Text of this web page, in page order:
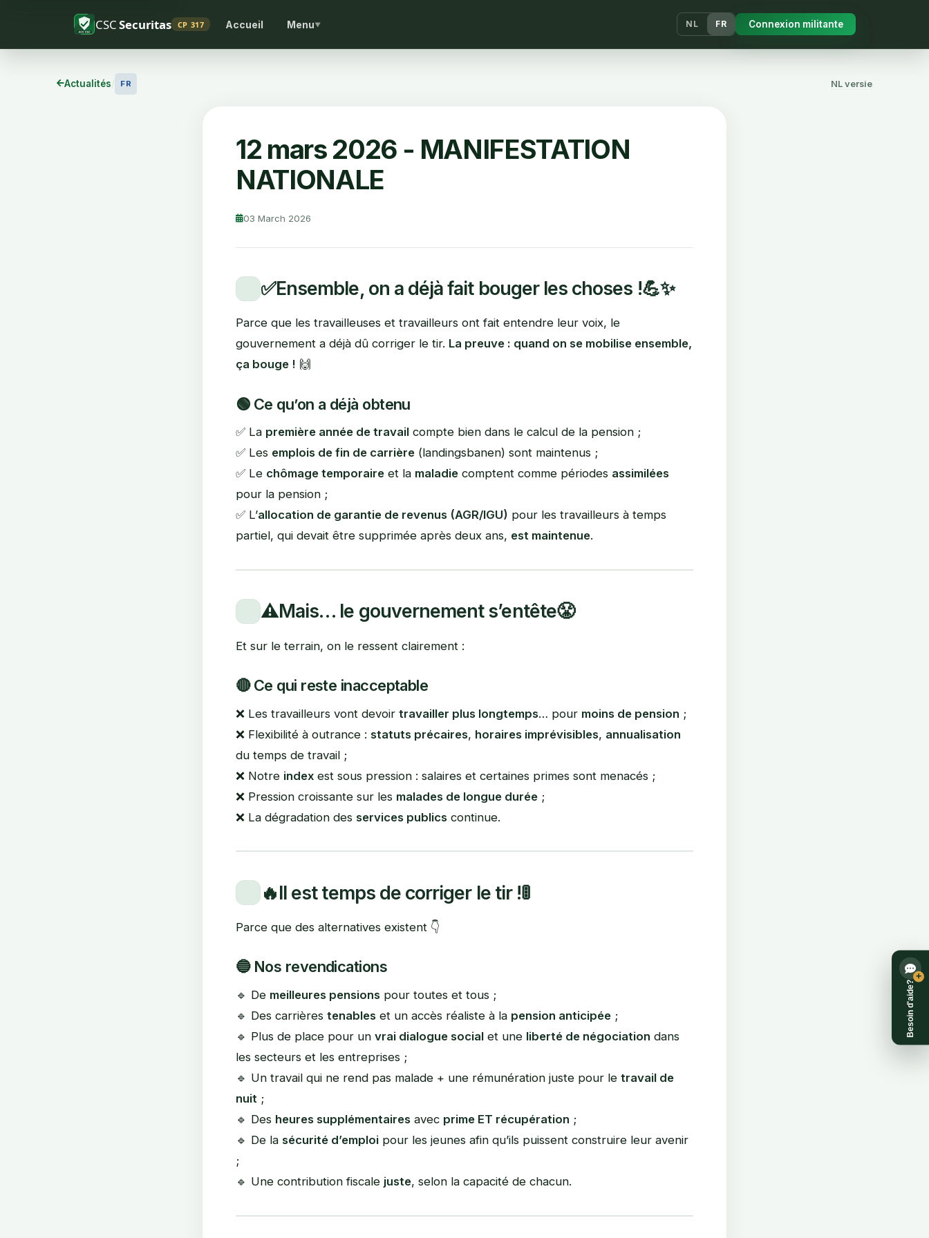
CSCSecuritas CP 317 Accueil Menu▼ NL FR Connexion militante
+
Besoin d'aide?
Actualités FR NL versie
12 mars 2026 - MANIFESTATION
NATIONALE
03 March 2026
✅Ensemble, on a déjà fait bouger les choses !💪✨
Parce que les travailleuses et travailleurs ont fait entendre leur voix, le
gouvernement a déjà dû corriger le tir. La preuve : quand on se mobilise ensemble,
ça bouge ! 🙌
🟢 Ce qu’on a déjà obtenu
✅ La première année de travail compte bien dans le calcul de la pension ;
✅ Les emplois de fin de carrière (landingsbanen) sont maintenus ;
✅ Le chômage temporaire et la maladie comptent comme périodes assimilées
pour la pension ;
✅ L’allocation de garantie de revenus (AGR/IGU) pour les travailleurs à temps
partiel, qui devait être supprimée après deux ans, est maintenue.
⚠️Mais… le gouvernement s’entête😤
Et sur le terrain, on le ressent clairement :
🔴Ce qui reste inacceptable
❌ Les travailleurs vont devoir travailler plus longtemps… pour moins de pension ;
❌ Flexibilité à outrance : statuts précaires, horaires imprévisibles, annualisation
du temps de travail ;
❌ Notre index est sous pression : salaires et certaines primes sont menacés ;
❌ Pression croissante sur les malades de longue durée ;
❌ La dégradation des services publics continue.
🔥Il est temps de corriger le tir !🚦
Parce que des alternatives existent 👇
🔵 Nos revendications
🔹 De meilleures pensions pour toutes et tous ;
🔹 Des carrières tenables et un accès réaliste à la pension anticipée ;
🔹 Plus de place pour un vrai dialogue social et une liberté de négociation dans
les secteurs et les entreprises ;
🔹 Un travail qui ne rend pas malade + une rémunération juste pour le travail de
nuit ;
🔹 Des heures supplémentaires avec prime ET récupération ;
🔹 De la sécurité d’emploi pour les jeunes afin qu’ils puissent construire leur avenir
;
🔹 Une contribution fiscale juste, selon la capacité de chacun.